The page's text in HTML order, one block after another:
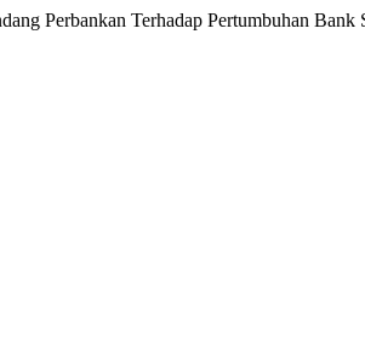
Perbankan Terhadap Pertumbuhan Bank